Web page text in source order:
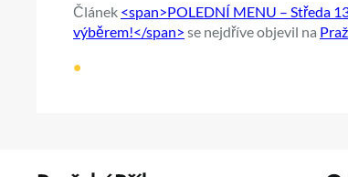
Článek <span>POLEDNÍ MENU – Středa
výběrem!</span> se nejdříve objevil na
•